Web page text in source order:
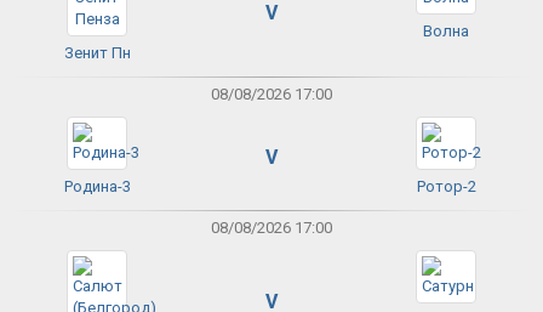
Зенит Пн
V
Волна
08/08/2026 17:00
Родина-3
V
Ротор-2
08/08/2026 17:00
V